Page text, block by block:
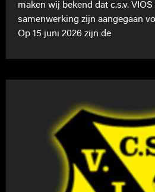
maken wij bekend dat c.s.v.
samenwerking zijn aangegaan
Op 15 juni 2026 zijn de